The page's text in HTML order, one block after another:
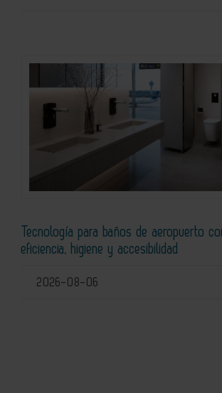
Tecnología para baños de aeropuerto
eficiencia, higiene y accesibilidad
2026-08-06